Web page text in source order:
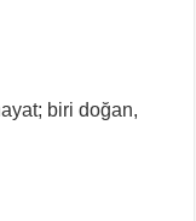
biri doğan,